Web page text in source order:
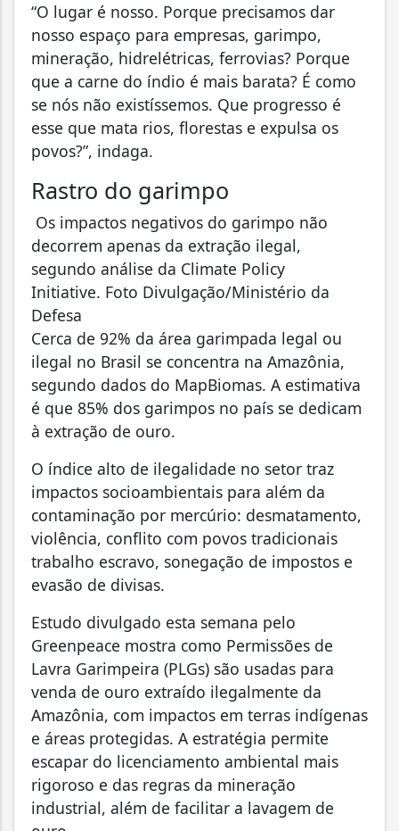
“O lugar é nosso. Porque precisamos dar
nosso espaço para empresas, garimpo,
mineração, hidrelétricas, ferrovias? Porque
que a carne do índio é mais barata? É como
se nós não existíssemos. Que progresso é
esse que mata rios, florestas e expulsa os
povos?”, indaga.
Rastro do garimpo
Os impactos negativos do garimpo não
decorrem apenas da extração ilegal,
segundo análise da Climate Policy
Initiative. Foto Divulgação/Ministério da
Defesa
Cerca de 92% da área garimpada legal ou
ilegal no Brasil se concentra na Amazônia,
segundo dados do MapBiomas. A estimativa
é que 85% dos garimpos no país se dedicam
à extração de ouro.
O índice alto de ilegalidade no setor traz
impactos socioambientais para além da
contaminação por mercúrio: desmatamento,
violência, conflito com povos tradicionais
trabalho escravo, sonegação de impostos e
evasão de divisas.
Estudo divulgado esta semana pelo
Greenpeace mostra como Permissões de
Lavra Garimpeira (PLGs) são usadas para
venda de ouro extraído ilegalmente da
Amazônia, com impactos em terras indígenas
e áreas protegidas. A estratégia permite
escapar do licenciamento ambiental mais
rigoroso e das regras da mineração
industrial, além de facilitar a lavagem de